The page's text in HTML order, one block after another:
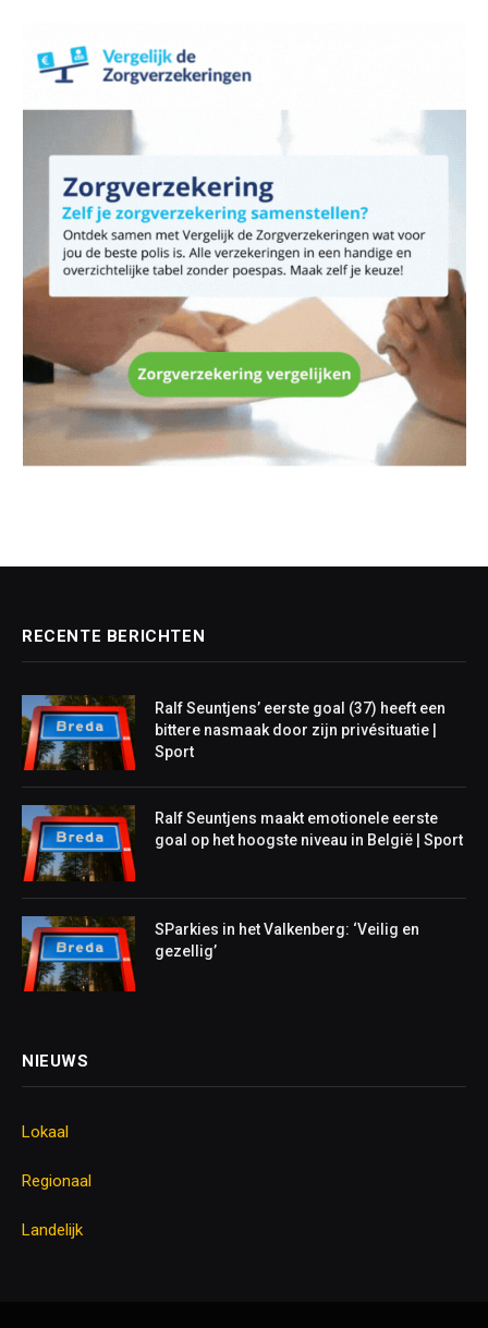
RECENTE BERICHTEN
Ralf Seuntjens’ eerste goal (37) heeft een
bittere nasmaak door zijn privésituatie |
Sport
Ralf Seuntjens maakt emotionele eerste
goal op het hoogste niveau in België | Sport
SParkies in het Valkenberg: ‘Veilig en
gezellig’
NIEUWS
Lokaal
Regionaal
Landelijk